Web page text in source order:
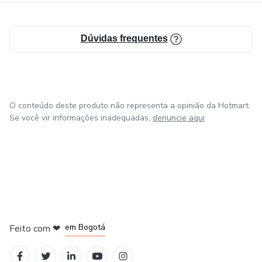
Ideal para:
✓ estudantes de fisioterapia
✓ quem quer mais segurança no atendimento
Consulta rápida. Menos insegurança. Mais prática.
Dúvidas frequentes
O conteúdo deste produto não representa a opinião da Hotmart.
Se você vir informações inadequadas, denuncie aqui
Feito com ❤ em Bogotá